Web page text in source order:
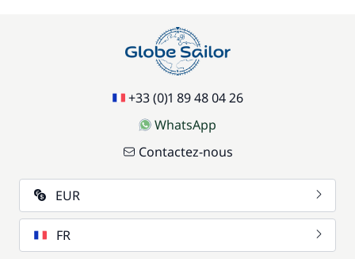
+33 (0)1 89 48 04 26
WhatsApp
Contactez-nous
EUR
FR